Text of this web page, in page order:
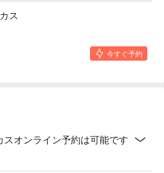
ス
今すぐ予約
オンライン予約は可能です